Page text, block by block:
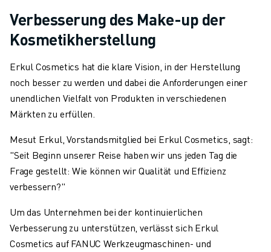
Verbesserung des Make-up der
Kosmetikherstellung
Erkul Cosmetics hat die klare Vision, in der Herstellung
noch besser zu werden und dabei die Anforderungen einer
unendlichen Vielfalt von Produkten in verschiedenen
Märkten zu erfüllen.
Mesut Erkul, Vorstandsmitglied bei Erkul Cosmetics, sagt:
"Seit Beginn unserer Reise haben wir uns jeden Tag die
Frage gestellt: Wie können wir Qualität und Effizienz
verbessern?"
Um das Unternehmen bei der kontinuierlichen
Verbesserung zu unterstützen, verlässt sich Erkul
Cosmetics auf FANUC Werkzeugmaschinen- und